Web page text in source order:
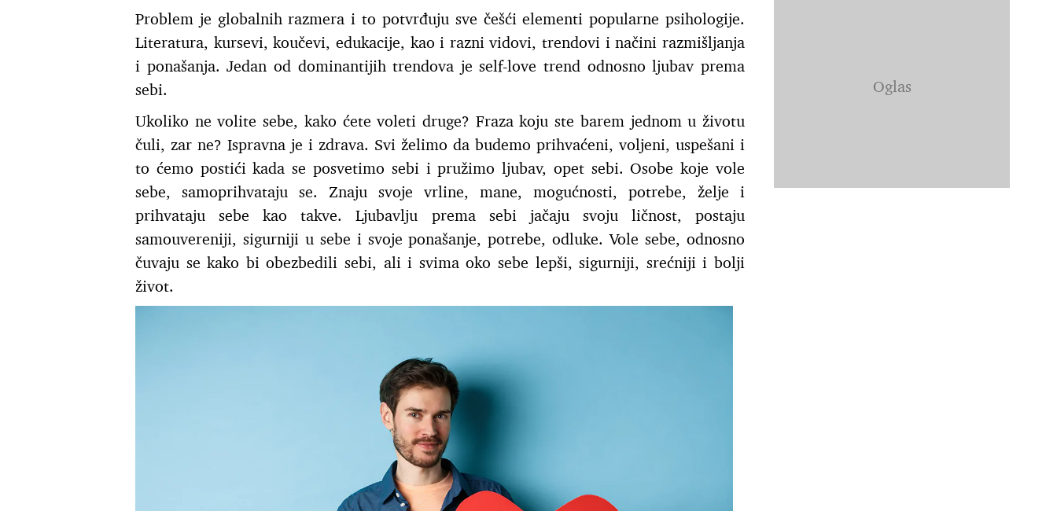
Problem je globalnih razmera i to potvrđuju sve češći elementi popularne psihologije.
Literatura, kursevi, koučevi, edukacije, kao i razni vidovi, trendovi i načini razmišljanja
i ponašanja. Jedan od dominantijih trendova je self-love trend odnosno ljubav prema
sebi.
Ukoliko ne volite sebe, kako ćete voleti druge? Fraza koju ste barem jednom u životu
čuli, zar ne? Ispravna je i zdrava. Svi želimo da budemo prihvaćeni, voljeni, uspešani i
to ćemo postići kada se posvetimo sebi i pružimo ljubav, opet sebi. Osobe koje vole
sebe, samoprihvataju se. Znaju svoje vrline, mane, mogućnosti, potrebe, želje i
prihvataju sebe kao takve. Ljubavlju prema sebi jačaju svoju ličnost, postaju
samouvereniji, sigurniji u sebe i svoje ponašanje, potrebe, odluke. Vole sebe, odnosno
čuvaju se kako bi obezbedili sebi, ali i svima oko sebe lepši, sigurniji, srećniji i bolji
život.